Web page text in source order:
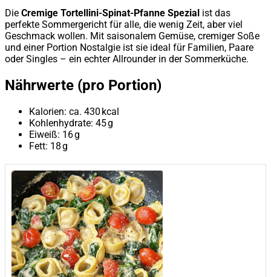
Die Cremige Tortellini-Spinat-Pfanne Spezial ist das
perfekte Sommergericht für alle, die wenig Zeit, aber viel
Geschmack wollen. Mit saisonalem Gemüse, cremiger Soße
und einer Portion Nostalgie ist sie ideal für Familien, Paare
oder Singles – ein echter Allrounder in der Sommerküche.
Nährwerte (pro Portion)
Kalorien: ca. 430 kcal
Kohlenhydrate: 45 g
Eiweiß: 16 g
Fett: 18 g